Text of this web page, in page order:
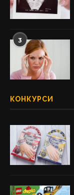
3
КОНКУРСИ